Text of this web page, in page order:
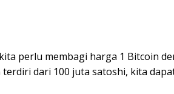
perlu membagi harga 1 Bitcoin
dari 100 juta satoshi, kita